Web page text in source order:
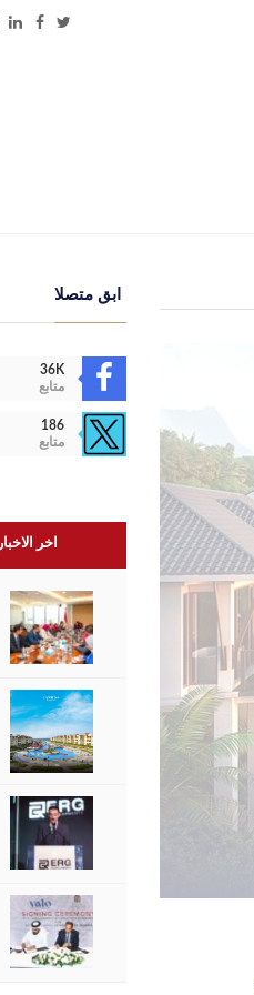
ابق متصلا
36K
متابع
186
متابع
اخر الاخبار